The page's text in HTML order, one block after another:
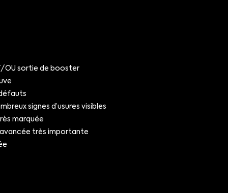
OU sortie de booster
signes d’usures visibles
marquée
très importante